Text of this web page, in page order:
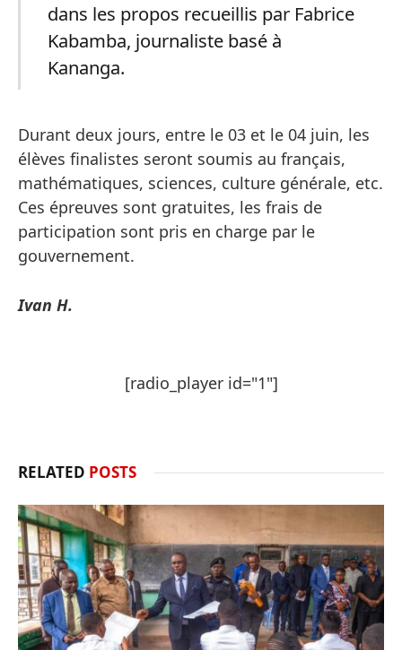
dans les propos recueillis par Fabrice
Kabamba, journaliste basé à
Kananga.
Durant deux jours, entre le 03 et le 04 juin, les
élèves finalistes seront soumis au français,
mathématiques, sciences, culture générale, etc.
Ces épreuves sont gratuites, les frais de
participation sont pris en charge par le
gouvernement.
Ivan H.
[radio_player id="1"]
RELATED POSTS